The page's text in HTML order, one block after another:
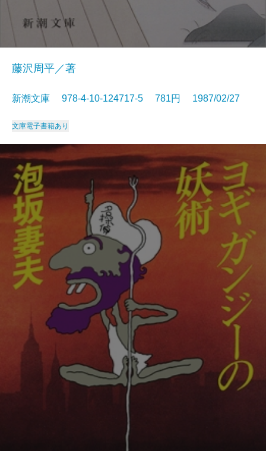
藤沢周平／著
新潮文庫 978-4-10-124717-5 781円 1987/02/27
文庫電子書籍あり